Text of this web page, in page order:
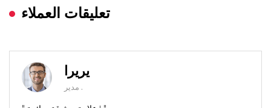
تعليقات العملاء
يريرا
مدير .